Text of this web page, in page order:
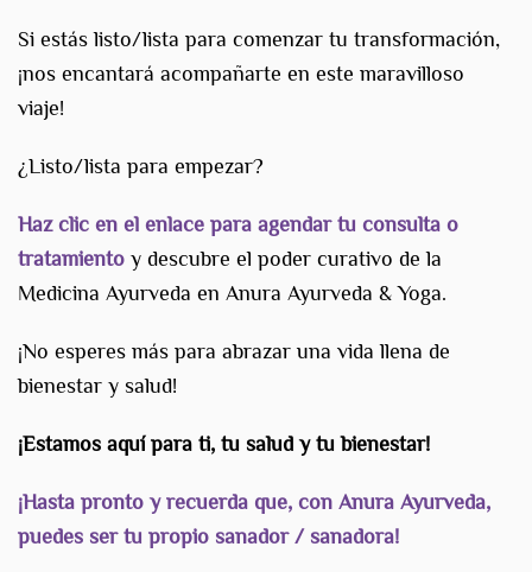
Si estás listo/lista para comenzar tu transformación,
¡nos encantará acompañarte en este maravilloso
viaje!
¿Listo/lista para empezar?
Haz clic en el enlace para agendar tu consulta o
tratamiento y descubre el poder curativo de la
Medicina Ayurveda en Anura Ayurveda & Yoga.
¡No esperes más para abrazar una vida llena de
bienestar y salud!
¡Estamos aquí para ti, tu salud y tu bienestar!
¡Hasta pronto y recuerda que, con Anura Ayurveda,
puedes ser tu propio sanador / sanadora!